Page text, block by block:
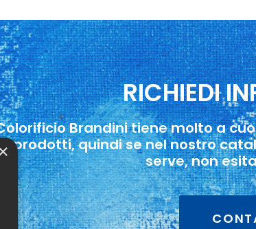
RICHIEDI
Brandini tiene molto a
prodotti, quindi se nel nostro
serve, non